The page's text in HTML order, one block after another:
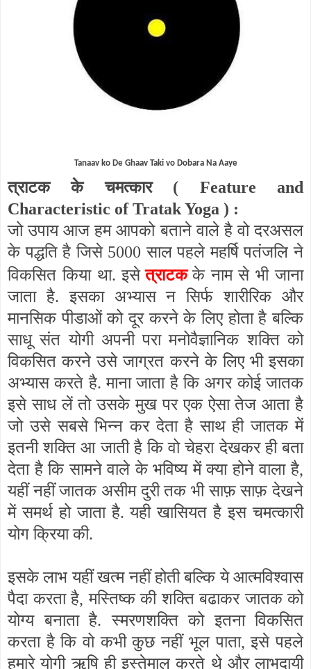
Tanaav ko De Ghaav Taki vo Dobara Na Aaye
त्राटक के चमत्कार (
Feature and
Characteristic of Tratak Yoga ) :
जो उपाय आज हम आपको बताने वाले है वो दरअसल
के पद्धति है जिसे 5000 साल पहले महर्षि पतंजलि ने
विकसित किया था. इसे त्राटक के नाम से भी जाना
जाता है. इसका अभ्यास न सिर्फ शारीरिक और
मानसिक पीडाओं को दूर करने के लिए होता है बल्कि
साधू संत योगी अपनी परा मनोवैज्ञानिक शक्ति को
विकसित करने उसे जाग्रत करने के लिए भी इसका
अभ्यास करते है. माना जाता है कि अगर कोई जातक
इसे साध लें तो उसके मुख पर एक ऐसा तेज आता है
जो उसे सबसे भिन्न कर देता है साथ ही जातक में
इतनी शक्ति आ जाती है कि वो चेहरा देखकर ही बता
देता है कि सामने वाले के भविष्य में क्या होने वाला है,
यहीं नहीं जातक असीम दुरी तक भी साफ़ साफ़ देखने
में समर्थ हो जाता है. यही खासियत है इस चमत्कारी
योग क्रिया की.
इसके लाभ यहीं खत्म नहीं होती बल्कि ये आत्मविश्वास
पैदा करता है,मस्तिष्क की शक्ति बढाकर जातक को
योग्य बनाता है. स्मरणशक्ति को इतना विकसित
करता है कि वो कभी कुछ नहीं भूल पाता,इसे पहले
हमारे योगी ऋषि ही इस्तेमाल करते थे और लाभदायी